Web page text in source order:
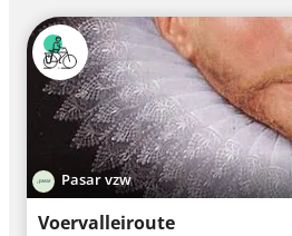
Pasar vzw
Voervalleiroute